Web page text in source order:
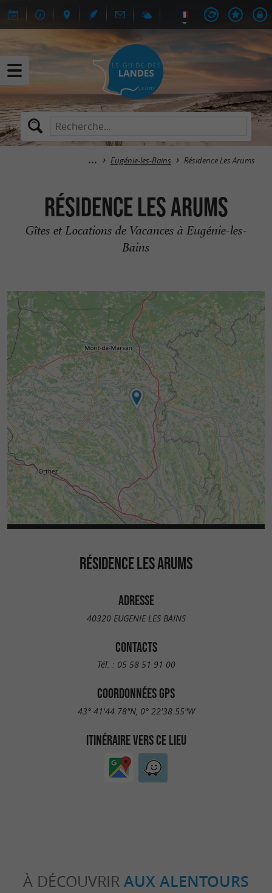
Eugénie-les-Bains Résidence Les Arums
Résidence Les Arums
Gîtes et Locations de Vacances à Eugénie-les-
Bains
RÉSIDENCE LES ARUMS
ADRESSE
40320 EUGENIE LES BAINS
CONTACTS
Tél. : 05 58 51 91 00
COORDONNÉES GPS
43° 41'44.78"N, 0° 22'38.55"W
ITINÉRAIRE VERS CE LIEU
À DÉCOUVRIR AUX ALENTOURS